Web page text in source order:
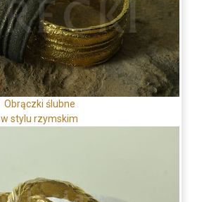
Obrączki ślubne
w stylu rzymskim